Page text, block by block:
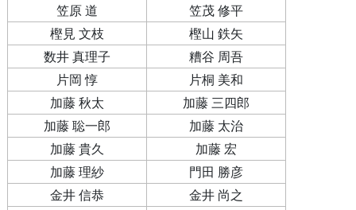
笠原 道
笠茂 修平
樫見 文枝
樫山 鉄矢
数井 真理子
糟谷 周吾
片岡 惇
片桐 美和
加藤 秋太
加藤 三四郎
加藤 聡一郎
加藤 太治
加藤 貴久
加藤 宏
加藤 理紗
門田 勝彦
金井 信恭
金井 尚之